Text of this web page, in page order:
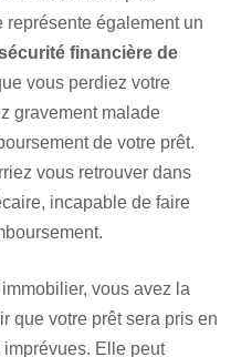
représente également un
financière de
vous perdiez votre
gravement malade
de votre prêt.
vous retrouver dans
incapable de faire
vous avez la
que votre prêt sera pris en
Elle peut